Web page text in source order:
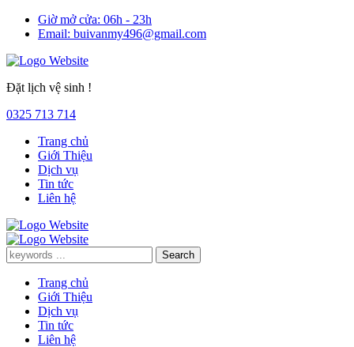
Giờ mở cửa: 06h - 23h
Email: buivanmy496@gmail.com
Đặt lịch vệ sinh !
0325 713 714
Trang chủ
Giới Thiệu
Dịch vụ
Tin tức
Liên hệ
Trang chủ
Giới Thiệu
Dịch vụ
Tin tức
Liên hệ